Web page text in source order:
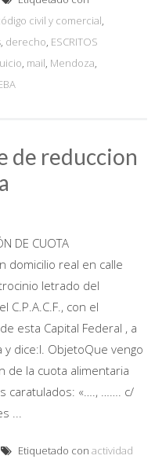
civil y comercial,
, derecho, ESCRITOS
, mail, Mendoza,
de reduccion
DE CUOTA
domicilio real en calle
letrado del
con el
esta Capital Federal , a
dice:I. ObjetoQue vengo
de la cuota alimentaria
caratulados: «…., ……. c/
...
Etiquetado con actividad